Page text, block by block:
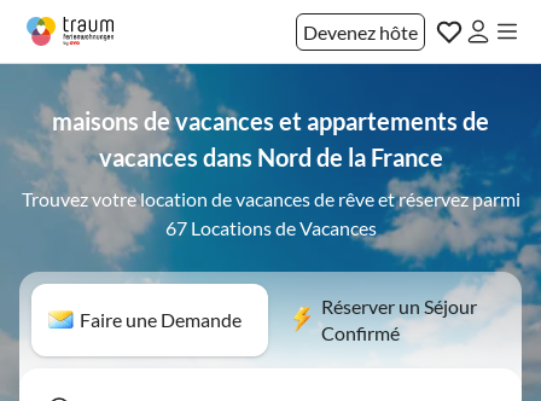
Devenez hôte
maisons de vacances et appartements de
vacances dans Nord de la France
Trouvez votre location de vacances de rêve et réservez parmi
67 Locations de Vacances
Faire une Demande
Réserver un Séjour
Confirmé